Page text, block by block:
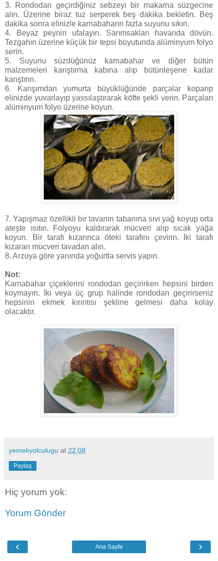
3. Rondodan geçirdiğiniz sebzeyi bir makarna süzgecine
alın. Üzerine biraz tuz serperek beş dakika bekletin. Beş
dakika sonra elinizle karnabaharın fazla suyunu sıkın.
4. Beyaz peyniri ufalayın. Sarımsakları havanda dövün.
Tezgahın üzerine küçük bir tepsi boyutunda alüminyum folyo
serin.
5. Suyunu süzdüğünüz karnabahar ve diğer bütün
malzemeleri karıştırma kabına alıp bütünleşene kadar
karıştırın.
6. Karışımdan yumurta büyüklüğünde parçalar koparıp
elinizde yuvarlayıp yassılaştırarak köfte şekli verin. Parçaları
alüminyum folyo üzerine koyun.
7. Yapışmaz özellikli bir tavanın tabanına sıvı yağ koyup orta
ateşte ısıtın. Folyoyu kaldırarak mücveri alıp sıcak yağa
koyun. Bir tarafı kızarınca öteki tarafını çevirin. İki tarafı
kızaran mücveri tavadan alın.
8. Arzuya göre yanında yoğurtla servis yapın.
Not:
Karnabahar çiçeklerini rondodan geçirirken hepsini birden
koymayın. İki veya üç grup halinde rondodan geçirirseniz
hepsinin ekmek kırıntısı şekline gelmesi daha kolay
olacaktır.
yemekyolculugu at 22:08
Paylaş
Hiç yorum yok:
Yorum Gönder
‹ ›
Ana Sayfa